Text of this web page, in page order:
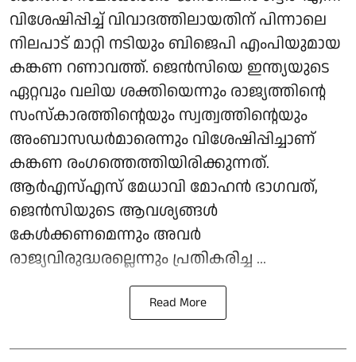
വിശേഷിപ്പിച്ച് വിവാദത്തിലായതിന് പിന്നാലെ
നിലപാട് മാറ്റി നടിയും ബിജെപി എംപിയുമായ
കങ്കണ റണാവത്ത്. ജെൻസിയെ ഇന്ത്യയുടെ
ഏറ്റവും വലിയ ശക്തിയെന്നും രാജ്യത്തിന്റെ
സംസ്കാരത്തിന്റെയും സ്വത്വത്തിന്റെയും
അംബാസഡർമാരെന്നും വിശേഷിപ്പിച്ചാണ്
കങ്കണ രംഗത്തെത്തിയിരിക്കുന്നത്.
ആർഎസ്എസ് മേധാവി മോഹൻ ഭാഗവത്,
ജെൻസിയുടെ ആവശ്യങ്ങൾ
കേൾക്കണമെന്നും അവർ
രാജ്യവിരുദ്ധരല്ലെന്നും പ്രതികരിച്ച ...
Read More